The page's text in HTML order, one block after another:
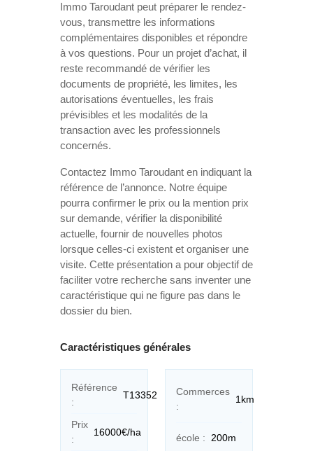
Immo Taroudant peut préparer le rendez-
vous, transmettre les informations
complémentaires disponibles et répondre
à vos questions. Pour un projet d’achat, il
reste recommandé de vérifier les
documents de propriété, les limites, les
autorisations éventuelles, les frais
prévisibles et les modalités de la
transaction avec les professionnels
concernés.
Contactez Immo Taroudant en indiquant la
référence de l’annonce. Notre équipe
pourra confirmer le prix ou la mention prix
sur demande, vérifier la disponibilité
actuelle, fournir de nouvelles photos
lorsque celles-ci existent et organiser une
visite. Cette présentation a pour objectif de
faciliter votre recherche sans inventer une
caractéristique qui ne figure pas dans le
dossier du bien.
Caractéristiques générales
Référence
:
T13352
Prix
:
16000€/ha
Commerces
:
1km
école : 200m